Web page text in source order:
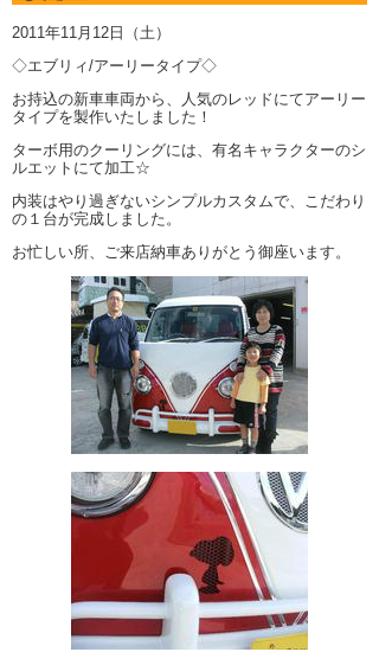
2011年11月12日（土）
◇エブリィ/アーリータイプ◇
お持込の新車車両から、人気のレッドにてアーリー
タイプを製作いたしました！
ターボ用のクーリングには、有名キャラクターのシ
ルエットにて加工☆
内装はやり過ぎないシンプルカスタムで、こだわり
の１台が完成しました。
お忙しい所、ご来店納車ありがとう御座います。